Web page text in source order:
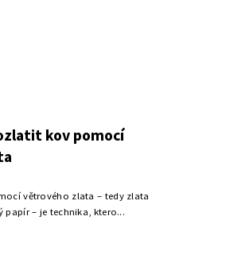
kov pomocí
větrového zlata – tedy zlata
papír – je technika, ktero...